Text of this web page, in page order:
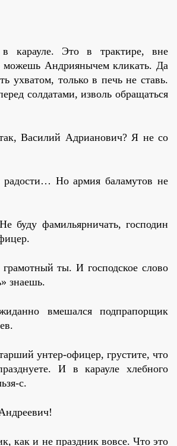
карауле. Это в трактире, вне
Андриянычем кликать. Да
ухватом, только в печь не ставь.
солдатами, изволь обращаться
Василий Адрианович? Я не со
Но армия баламутов не
буду фамильярничать, господин
ты. И господское слово
знаешь.
вмешался подпрапорщик
унтер-офицер, грустите, что
И в карауле хлебного
с.
как и не праздник вовсе. Что это